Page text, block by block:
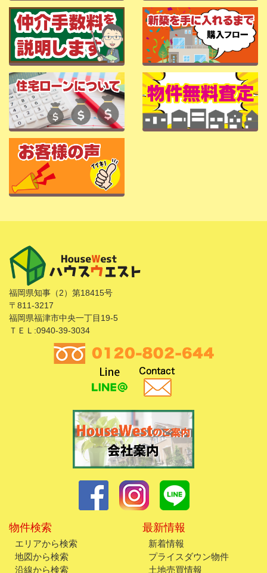
福岡県知事（2）第18415号
〒811-3217
福岡県福津市中央一丁目19-5
ＴＥＬ:0940-39-3034
物件検索
エリアから検索
地図から検索
沿線から検索
最新情報
新着情報
プライスダウン物件
土地売買情報